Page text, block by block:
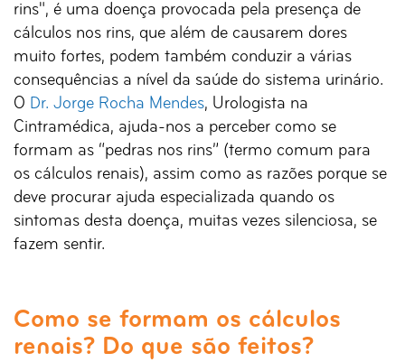
rins", é uma doença provocada pela presença de
cálculos nos rins, que além de causarem dores
muito fortes, podem também conduzir a várias
consequências a nível da saúde do sistema urinário.
O Dr. Jorge Rocha Mendes, Urologista na
Cintramédica, ajuda-nos a perceber como se
formam as “pedras nos rins” (termo comum para
os cálculos renais), assim como as razões porque se
deve procurar ajuda especializada quando os
sintomas desta doença, muitas vezes silenciosa, se
fazem sentir.
Como se formam os cálculos
renais? Do que são feitos?